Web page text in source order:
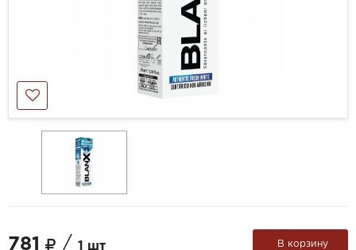
781 / 1 шт В корзину